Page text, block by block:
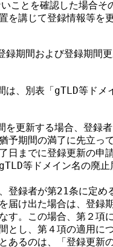
ことを確認した場合そ
を講じて登録情報等を
期間および登録期間
、別表「gTLD等ドメ
更新する場合、登録
予期間の満了に先立っ
日までに登録更新の申
等ドメイン名の廃止
登録者が第21条に定め
届け出た場合は、登録
す。この場合、第２項
とし、第４項の適用に
あるのは、「登録更新